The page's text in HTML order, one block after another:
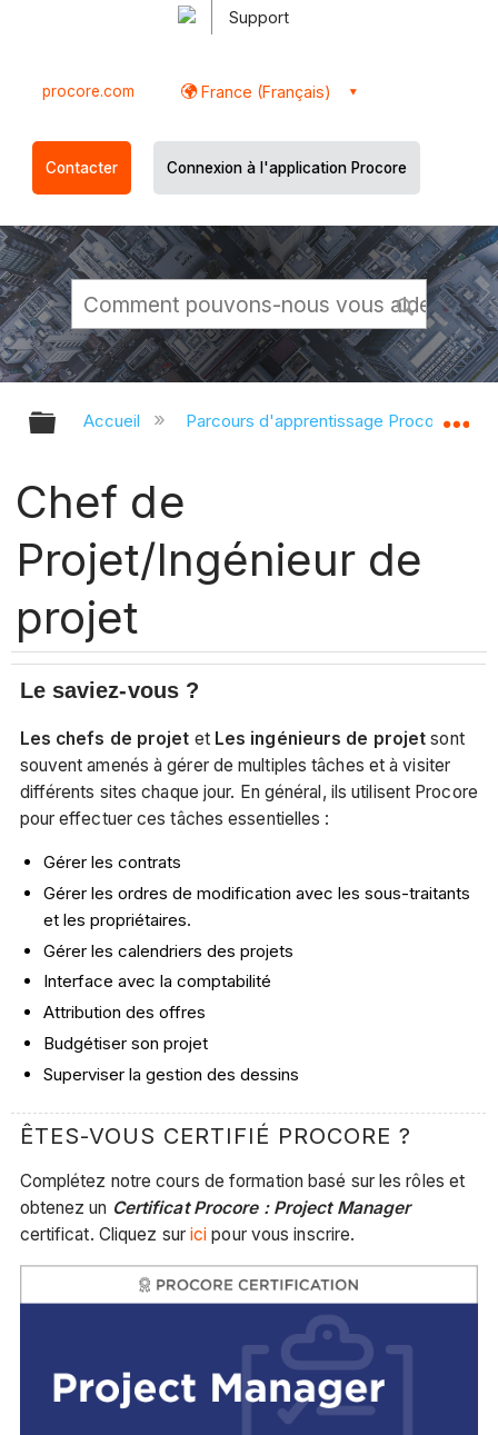
Support
procore.com France (Français)
Contacter Connexion à l'application Procore
Développer/réduire la hiérarchie
Accueil Parcours d'apprentissage Procore
Chef de
Projet/Ingénieur de
projet
Le saviez-vous ?
Les chefs de projet et Les ingénieurs de projet sont
souvent amenés à gérer de multiples tâches et à visiter
différents sites chaque jour. En général, ils utilisent Procore
pour effectuer ces tâches essentielles :
Gérer les contrats
Gérer les ordres de modification avec les sous-traitants
et les propriétaires.
Gérer les calendriers des projets
Interface avec la comptabilité
Attribution des offres
Budgétiser son projet
Superviser la gestion des dessins
ÊTES-VOUS CERTIFIÉ PROCORE ?
Complétez notre cours de formation basé sur les rôles et
obtenez un Certificat Procore : Project Manager
certificat. Cliquez sur icipour vous inscrire.